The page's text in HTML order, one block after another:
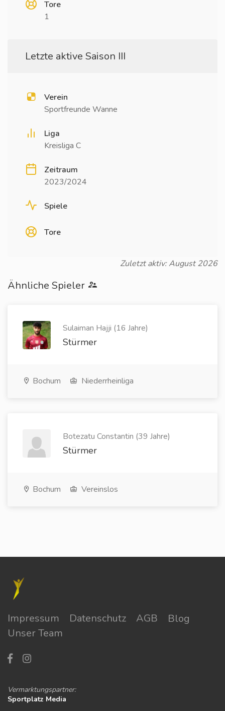
Tore
1
Letzte aktive Saison III
Verein
Sportfreunde Wanne
Liga
Kreisliga C
Zeitraum
2023/2024
Spiele
Tore
Zuletzt aktiv: August 2026
Ähnliche Spieler
Sulaiman Hajji (16 Jahre)
Stürmer
Bochum Niederrheinliga
Botezatu Constantin (39 Jahre)
Stürmer
Bochum Vereinslos
Impressum Datenschutz AGB
Blog
Unser Team
Vermarktungspartner:
Sportplatz Media